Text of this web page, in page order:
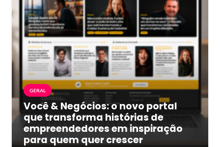
GERAL
Você & Negócios: o novo portal
que transforma histórias de
empreendedores em inspiração
para quem quer crescer